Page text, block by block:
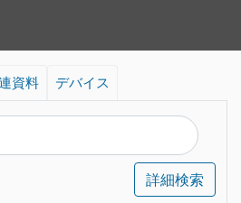
資料 デバイス
詳細検索